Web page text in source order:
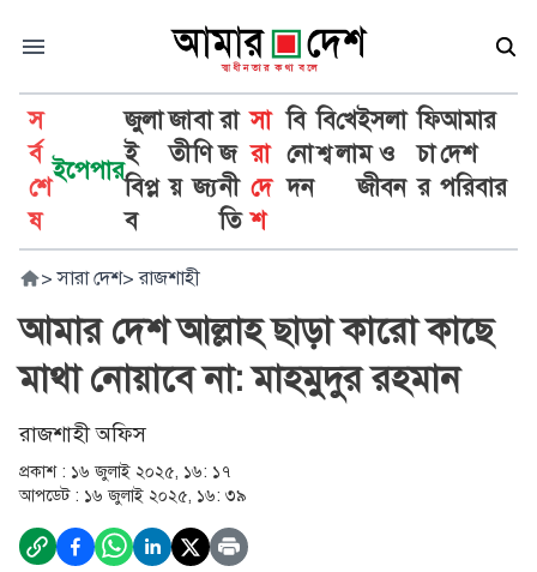
স
র্ব
শে
ষ
ইপেপার
জুলা
ই
বিপ্ল
ব
জা
তী
য়
বা
ণি
জ্য
রা
জ
নী
তি
সা
রা
দে
শ
বি
নো
দন
বি
শ্ব
খে
লা
ইসলা
ম ও
জীবন
ফি
চা
র
আমার
দেশ
পরিবার
> সারা দেশ> রাজশাহী
আমার দেশ আল্লাহ ছাড়া কারো কাছে
মাথা নোয়াবে না: মাহমুদুর রহমান
রাজশাহী অফিস
প্রকাশ : ১৬ জুলাই ২০২৫, ১৬: ১৭
আপডেট : ১৬ জুলাই ২০২৫, ১৬: ৩৯